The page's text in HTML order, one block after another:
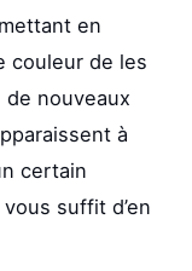
en
couleur de les
de nouveaux
à
certain
suffit d’en